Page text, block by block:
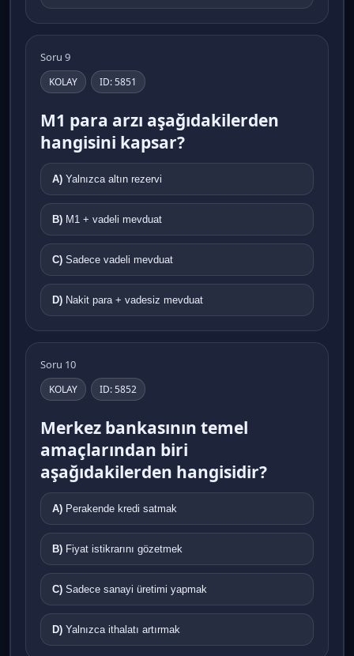
Soru 9
KOLAY ID: 5851
M1 para arzı aşağıdakilerden
hangisini kapsar?
A) Yalnızca altın rezervi
B) M1 + vadeli mevduat
C) Sadece vadeli mevduat
D) Nakit para + vadesiz mevduat
Soru 10
KOLAY ID: 5852
Merkez bankasının temel
amaçlarından biri
aşağıdakilerden hangisidir?
A) Perakende kredi satmak
B) Fiyat istikrarını gözetmek
C) Sadece sanayi üretimi yapmak
D) Yalnızca ithalatı artırmak